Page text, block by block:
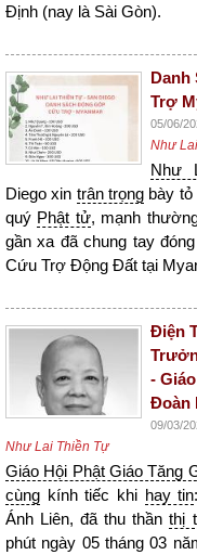
Định (nay là Sài Gòn).
Danh
Trợ
05/06/
Như
Như
Diego xin trân trọng bày tỏ
quý Phật tử, mạnh
gần xa đã chung tay
Cứu Trợ Động Đất tại
Điện
-
Đoàn
09/03/
Như Lai Thiền Tự
Giáo Hội Phật Giáo Tăng
cùng kính tiếc khi hay tin:
Ánh Liên, đã thu thầnthị
phút ngày 05 tháng 03